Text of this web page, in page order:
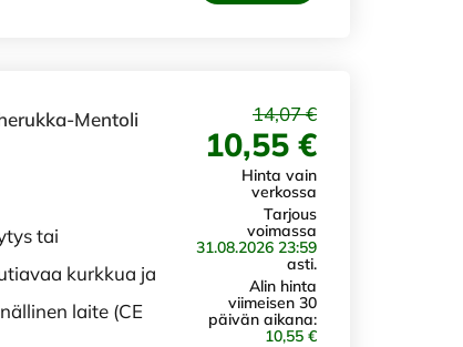
Mentoli
tai
kurkkua ja
laite (CE
14,07 €
10,55 €
Hinta vain
verkossa
Tarjous
voimassa
31.08.2026 23:59
asti.
Alin hinta
viimeisen 30
päivän aikana:
10,55 €